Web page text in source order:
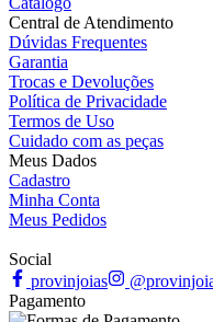
Central de Atendimento
Dúvidas Frequentes
Garantia
Trocas e Devoluções
Política de Privacidade
Termos de Uso
Cuidado com as peças
Meus Dados
Cadastro
Minha Conta
Meus Pedidos
Social
provinjoias
Pagamento